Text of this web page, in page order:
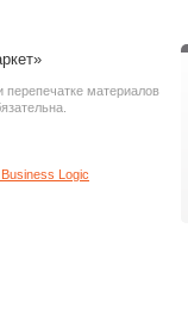
материалов
Logic